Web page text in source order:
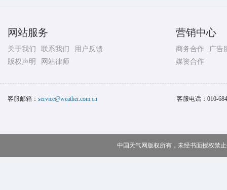
网站服务
关于我们 联系我们
用户反馈
版权声明
网站律师
营销中心
商务合作
广告
媒资合作
客服邮箱： service@weather.com.cn 客服电话： 010-
中国天气网版权所有，未经书面授权